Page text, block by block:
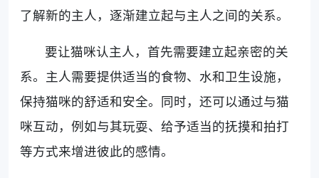
了解新的主人，逐渐建立起与主人之间的关系。
要让猫咪认主人，首先需要建立起亲密的关
系。主人需要提供适当的食物、水和卫生设施，
保持猫咪的舒适和安全。同时，还可以通过与猫
咪互动，例如与其玩耍、给予适当的抚摸和拍打
等方式来增进彼此的感情。